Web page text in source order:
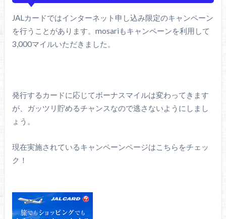
JALカードではインターネット申し込み限定のキャンペーン
を行うことがあります。mosariもキャンペーンを利用して
3,000マイルいただきました。
発行するカードに応じてボーナスマイルは変わってきます
が、ガッツリ貯めるチャンスなので逃さないようにしまし
ょう。
現在実施されているキャンペーンページはこちらをチェッ
ク！